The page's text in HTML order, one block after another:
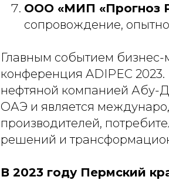
ООО «МИП «Прогноз
сопровождение,
Главным событием
конференция ADIPEC
нефтяной компанией Абу-
ОАЭ и является
производителей,
решений и
В 2023 году Пермский